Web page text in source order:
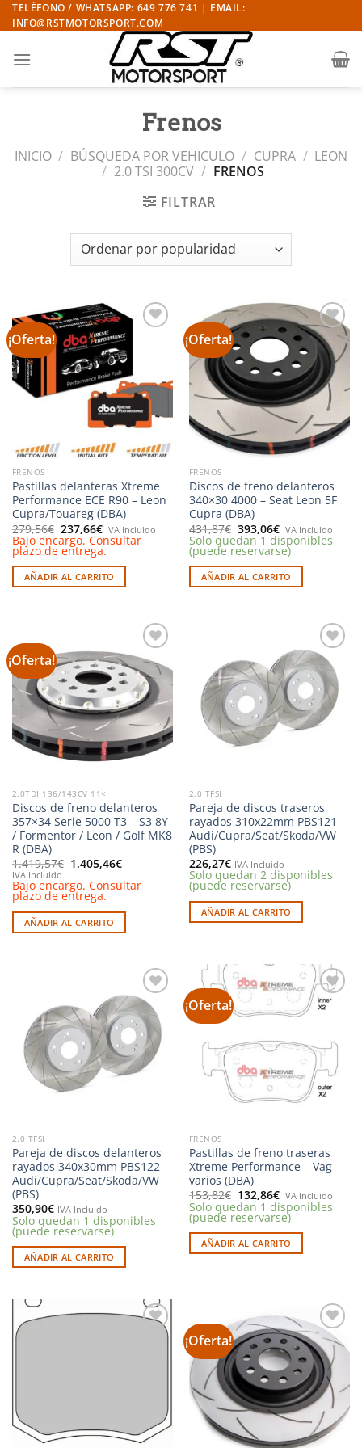
Saltar
al
TELÉFONO / WHATSAPP: 649 776 741 | EMAIL:
INFO@RSTMOTORSPORT.COM
Frenos
INICIO / BÚSQUEDA POR VEHICULO / CUPRA / LEON
/ 2.0 TSI 300CV / FRENOS
FILTRAR
¡Oferta!
FRENOS
Pastillas delanteras Xtreme
Performance ECE R90 – Leon
Cupra/Touareg (DBA)
279,56€ El
precio
original
era:
279,56€.
237,66€El
precio
actual
es:
237,66€.
IVA Incluido
Bajo encargo. Consultar
plazo de entrega.
AÑADIR AL CARRITO
¡Oferta!
Añadir
a la
lista de
deseos
FRENOS
Discos de freno delanteros
340×30 4000 – Seat Leon 5F
Cupra (DBA)
431,87€ El
precio
original
era:
431,87€.
393,06€El
precio
actual
es:
393,06€.
IVA Incluido
Solo quedan 1 disponibles
(puede reservarse)
AÑADIR AL CARRITO
¡Oferta!
Añadir
a la
lista de
deseos
2.0TDI 136/143CV 11<
Discos de freno delanteros
357×34 Serie 5000 T3 – S3 8Y
/ Formentor / Leon / Golf MK8
R (DBA)
1.419,57€ El
precio
original
era:
1.419,57€.
1.405,46€El
precio
actual
es:
IVA Incluido
Bajo encargo. Consultar
plazo de entrega.
AÑADIR AL CARRITO
Añadir
a la
lista de
deseos
2.0 TFSI
Pareja de discos traseros
rayados 310x22mm PBS121 –
Audi/Cupra/Seat/Skoda/VW
(PBS)
226,27€ IVA Incluido
Solo quedan 2 disponibles
(puede reservarse)
AÑADIR AL CARRITO
Añadir
a la
lista de
deseos
2.0 TFSI
Pareja de discos delanteros
rayados 340x30mm PBS122 –
Audi/Cupra/Seat/Skoda/VW
(PBS)
350,90€ IVA Incluido
Solo quedan 1 disponibles
(puede reservarse)
AÑADIR AL CARRITO
¡Oferta!
Añadir
FRENOS
Pastillas de freno traseras
Xtreme Performance – Vag
varios (DBA)
153,82€ El
precio
original
era:
153,82€.
132,86€El
precio
actual
es:
132,86€.
IVA Incluido
Solo quedan 1 disponibles
(puede reservarse)
AÑADIR AL CARRITO
¡Oferta!
Añadir
a la
lista de
deseos